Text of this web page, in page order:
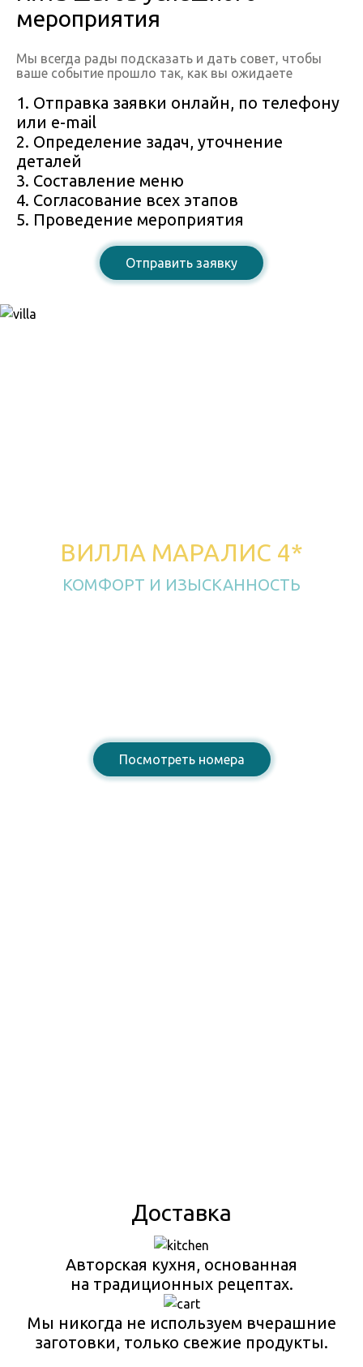
мероприятия
Мы всегда рады подсказать и дать совет, чтобы
ваше событие прошло так, как вы ожидаете
1. Отправка заявки онлайн, по телефону
или e-mail
2. Определение задач, уточнение
деталей
3. Составление меню
4. Согласование всех этапов
5. Проведение мероприятия
Отправить заявку
ВИЛЛА МАРАЛИС 4*
КОМФОРТ И ИЗЫСКАННОСТЬ
Посмотреть номера
Доставка
Авторская кухня, основанная
на традиционных рецептах.
Мы никогда не используем вчерашние
заготовки, только свежие продукты.